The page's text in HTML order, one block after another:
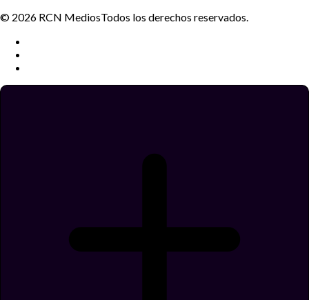
© 2026 RCN MediosTodos los derechos reservados.